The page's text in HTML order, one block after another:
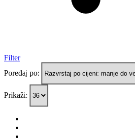
Filter
Poredaj po:
Prikaži: